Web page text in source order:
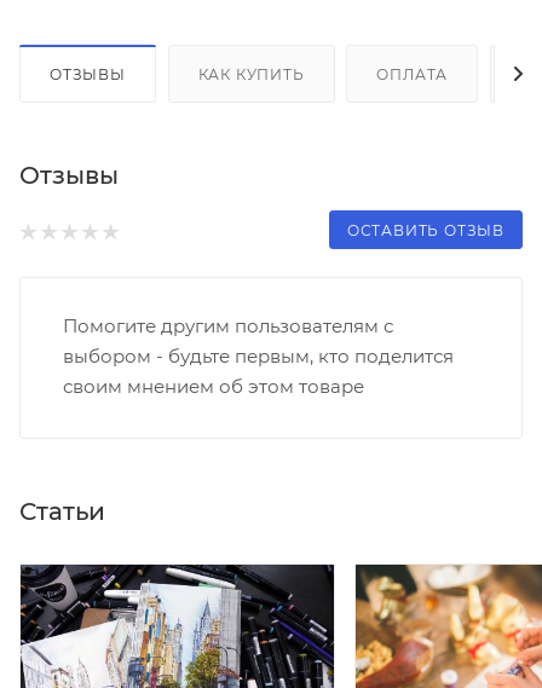
ОТЗЫВЫ КАК КУПИТЬ ОПЛАТА
Отзывы
ОСТАВИТЬ ОТЗЫВ
Помогите другим пользователям с
выбором - будьте первым, кто поделится
своим мнением об этом товаре
Статьи